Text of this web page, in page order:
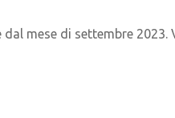
mese di settembre